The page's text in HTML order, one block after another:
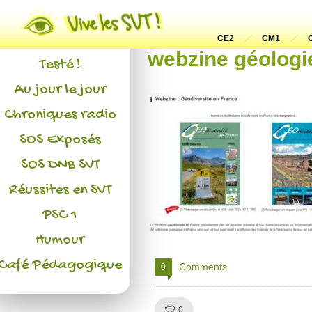
CE2 CM1
webzine
0 Comments
0
Actualités
L'association
Testé !
Au jour le jour
Chroniques radio
SOS Exposés
SOS DNB SVT
Réussites en SVT
PSC 1
Humour
Pédagogique